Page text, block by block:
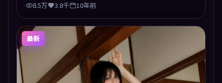
8.5万 3.8千 10年前
最新